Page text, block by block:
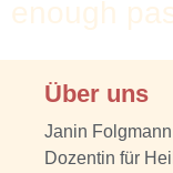
enough
Über uns
Janin
Dozentin für